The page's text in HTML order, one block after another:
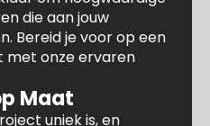
die aan jouw
Bereid je voor op een
met onze ervaren
Maat
uniek is, en